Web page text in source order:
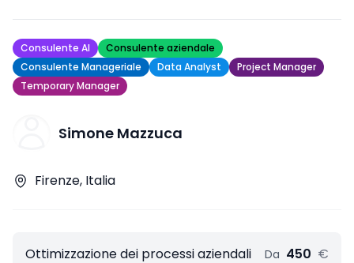
Consulente AI
Consulente aziendale
Consulente Manageriale
Data Analyst
Project Manager
Temporary Manager
Simone Mazzuca
Firenze, Italia
Ottimizzazione dei processi aziendali Da 450 €